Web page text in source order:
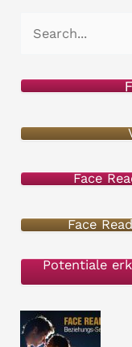
e
n
c
h
:
Face
Face
Potentiale